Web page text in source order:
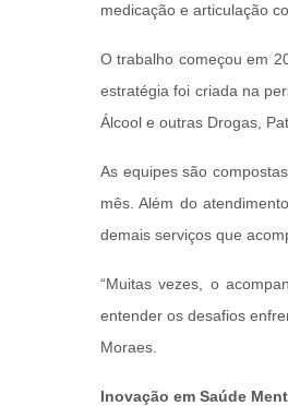
medicação e articulação
O trabalho começou em
estratégia foi criada na
Álcool e outras Drogas,
As equipes são
mês. Além do
demais serviços que
“Muitas vezes, o
entender os desafios
Moraes.
Inovação em Saúde